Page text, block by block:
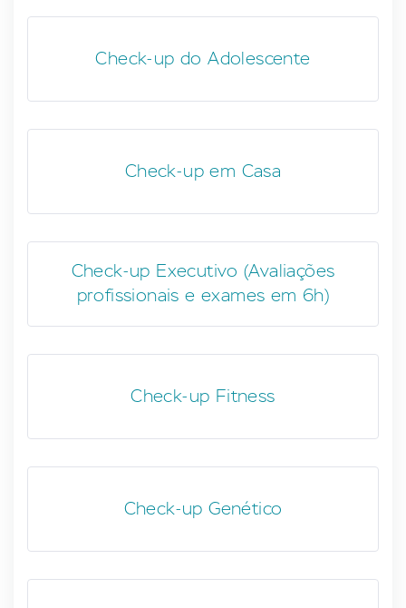
Check-up do Adolescente
Check-up em Casa
Check-up Executivo (Avaliações
profissionais e exames em 6h)
Check-up Fitness
Check-up Genético